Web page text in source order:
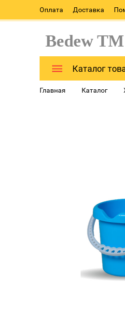
Оплата Доставка
Bedew TM
Каталог
Главная Каталог